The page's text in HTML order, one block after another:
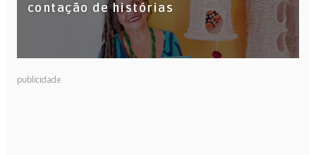
contação de histórias
publicidade